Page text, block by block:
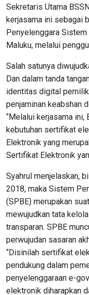
Sekretaris Utama
kerjasama ini sebagai
Penyelenggara
Maluku, melalui
Salah satunya
Dan dalam tanda
identitas digital
penjaminan keabshan
“Melalui kerjasama ini,
kebutuhan sertifikat
Elektronik yang
Sertifikat Elektronik
Syahrul menjelaskan,
2018, maka Sistem
(SPBE) merupakan
mewujudkan tata
transparan. SPBE
perwujudan sasaran
“Disinilah sertifikat
pendukung dalam
penyelenggaraan e-
elektronik diharapkan